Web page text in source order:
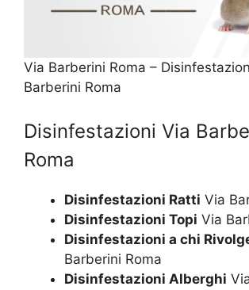
Via Barberini Roma –
Barberini Roma
Disinfestazioni Via
Roma
Disinfestazioni Ratti Via
Disinfestazioni Topi Via
Disinfestazioni a chi
Barberini Roma
Disinfestazioni Alberghi